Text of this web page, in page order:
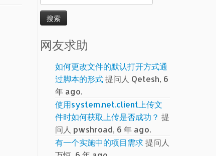
索：
网友求助
如何更改文件的默认打开方式通
过脚本的形式提问人 Qetesh, 6
年 ago.
使用system.net.client上传文
件时如何获取上传是否成功？ 提
问人 pwshroad, 6 年 ago.
有一个实施中的项目需求提问人